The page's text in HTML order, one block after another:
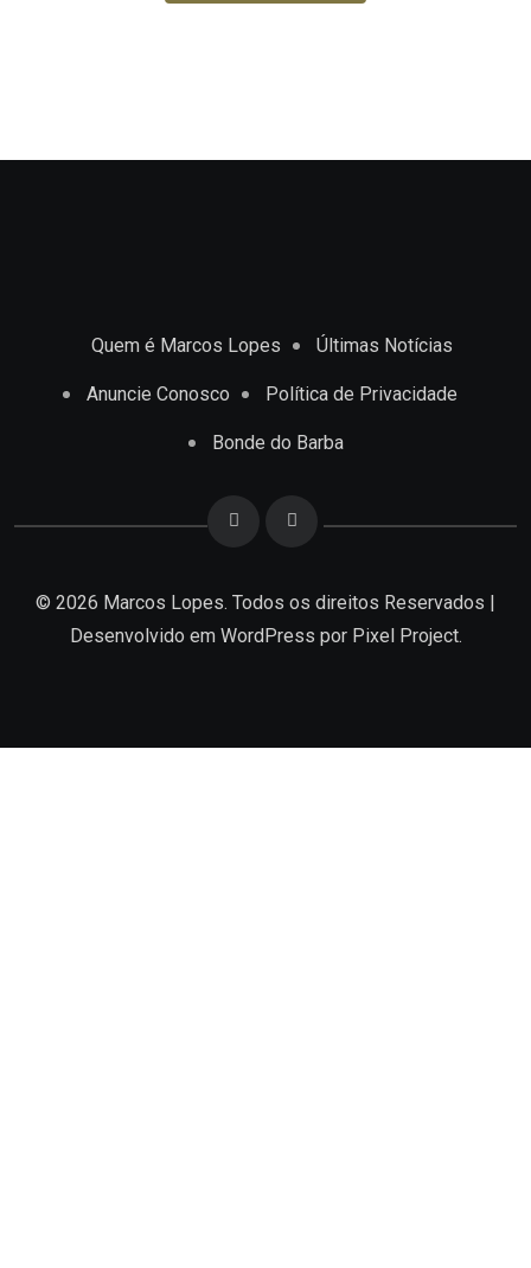
Quem é Marcos Lopes Últimas Notícias
Anuncie Conosco Política de Privacidade
Bonde do Barba
© 2026 Marcos Lopes. Todos os direitos Reservados |
Desenvolvido em WordPress por Pixel Project.